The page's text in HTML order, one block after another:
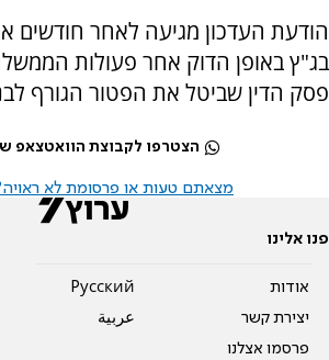
הודעת העדכון מגיעה לאחר חודשים
בג"ץ באופן הדוק אחר פעולות
פסק הדין שביטל את הפטור הגורף
הצטרפו לקבוצת הוואטצאפ של
מצאתם טעות או פרסומת לא ראויה?
פנו אלינו
אודות
יצירת קשר
פרסמו אצלנו
Pусский
عربية